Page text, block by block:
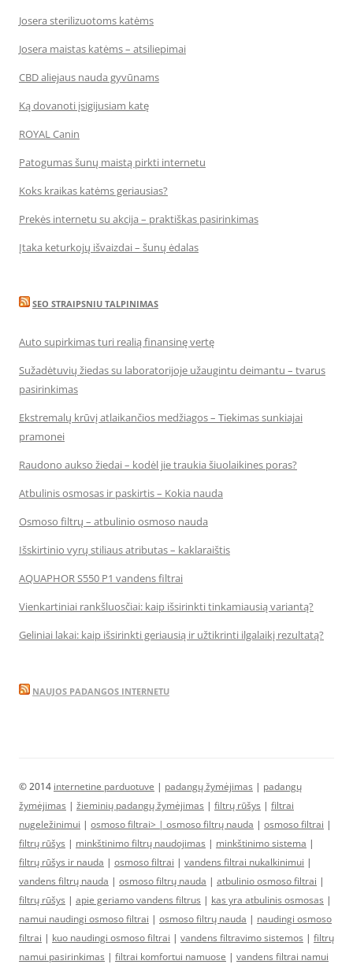
Josera sterilizuotoms katėms
Josera maistas katėms – atsiliepimai
CBD aliejaus nauda gyvūnams
Ką dovanoti įsigijusiam katę
ROYAL Canin
Patogumas šunų maistą pirkti internetu
Koks kraikas katėms geriausias?
Prekės internetu su akcija – praktiškas pasirinkimas
Įtaka keturkojų išvaizdai – šunų ėdalas
SEO STRAIPSNIU TALPINIMAS
Auto supirkimas turi realią finansinę vertę
Sužadėtuvių žiedas su laboratorijoje užaugintu deimantu – tvarus
pasirinkimas
Ekstremalų krūvį atlaikančios medžiagos – Tiekimas sunkiajai
pramonei
Raudono aukso žiedai – kodėl jie traukia šiuolaikines poras?
Atbulinis osmosas ir paskirtis – Kokia nauda
Osmoso filtrų – atbulinio osmoso nauda
Išskirtinio vyrų stiliaus atributas – kaklaraištis
AQUAPHOR S550 P1 vandens filtrai
Vienkartiniai rankšluosčiai: kaip išsirinkti tinkamiausią variantą?
Geliniai lakai: kaip išsirinkti geriausią ir užtikrinti ilgalaikį rezultatą?
NAUJOS PADANGOS INTERNETU
© 2014 internetine parduotuve | padangų žymėjimas | padangų
žymėjimas | žieminių padangų žymėjimas | filtrų rūšys | filtrai
nugeležinimui | osmoso filtrai> | osmoso filtrų nauda | osmoso filtrai |
filtrų rūšys | minkštinimo filtrų naudojimas | minkštinimo sistema |
filtrų rūšys ir nauda | osmoso filtrai | vandens filtrai nukalkinimui |
vandens filtrų nauda | osmoso filtrų nauda | atbulinio osmoso filtrai |
filtrų rūšys | apie geriamo vandens filtrus | kas yra atbulinis osmosas |
namui naudingi osmoso filtrai | osmoso filtrų nauda | naudingi osmoso
filtrai | kuo naudingi osmoso filtrai | vandens filtravimo sistemos | filtrų
namui pasirinkimas | filtrai komfortui namuose | vandens filtrai namui